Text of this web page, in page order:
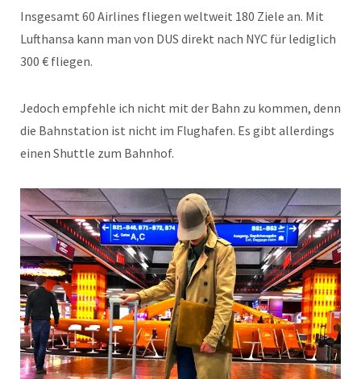
Insgesamt 60 Airlines fliegen weltweit 180 Ziele an. Mit
Lufthansa kann man von DUS direkt nach NYC für lediglich
300 € fliegen.
Jedoch empfehle ich nicht mit der Bahn zu kommen, denn
die Bahnstation ist nicht im Flughafen. Es gibt allerdings
einen Shuttle zum Bahnhof.